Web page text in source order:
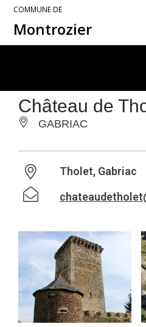
COMMUNE DE
Montrozier
Château de
GABRIAC
Tholet, Gabriac